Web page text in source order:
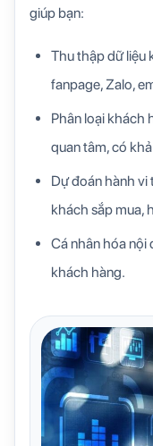
giúp bạn:
Thu thập dữ liệu
fanpage, Zalo,
Phân loại khách
quan tâm, có
Dự đoán hành
khách sắp mua,
Cá nhân hóa
khách hàng.